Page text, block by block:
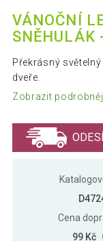
VÁNOČNÍ
SNĚHULÁK
Překrásný
dveře.
Zobrazit
Cena
99 Kč